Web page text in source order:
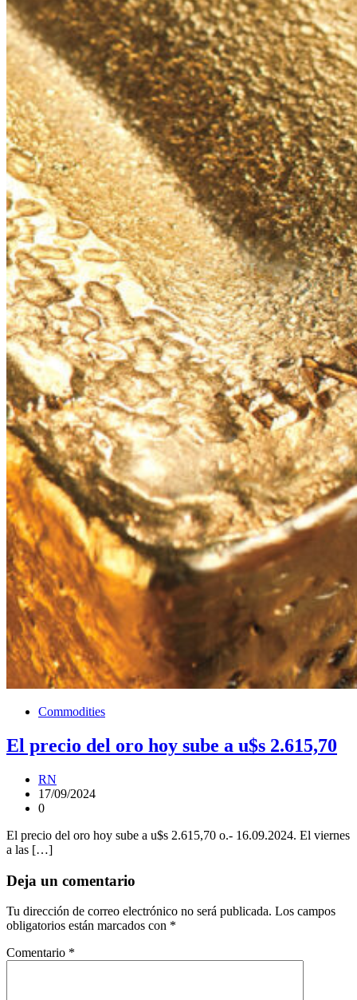
Commodities
El precio del oro hoy sube a u$s 2.615,70
RN
17/09/2024
0
El precio del oro hoy sube a u$s 2.615,70 o.- 16.09.2024. El viernes
a las […]
Deja un comentario
Tu dirección de correo electrónico no será publicada. Los campos
obligatorios están marcados con *
Comentario *